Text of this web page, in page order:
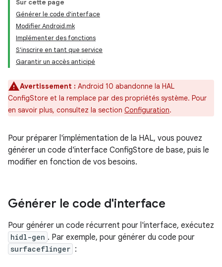
Sur cette page
Générer le code d'interface
Modifier Android.mk
Implémenter des fonctions
S'inscrire en tant que service
Garantir un accès anticipé
Avertissement : Android 10 abandonne la HAL
ConfigStore et la remplace par des propriétés système. Pour
en savoir plus, consultez la section Configuration.
Pour préparer l'implémentation de la HAL, vous pouvez
générer un code d'interface ConfigStore de base, puis le
modifier en fonction de vos besoins.
Générer le code d'interface
Pour générer un code récurrent pour l'interface, exécutez
hidl-gen . Par exemple, pour générer du code pour
surfaceflinger :